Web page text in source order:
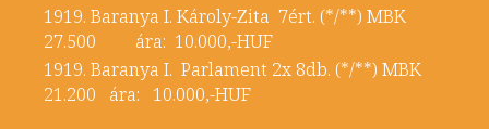
1919. Baranya I. Károly-Zita 7ért. (*/**) MBK
27.500 ára: 10.000,-HUF
1919. Baranya I. Parlament 2x 8db. (*/**) MBK
21.200 ára: 10.000,-HUF